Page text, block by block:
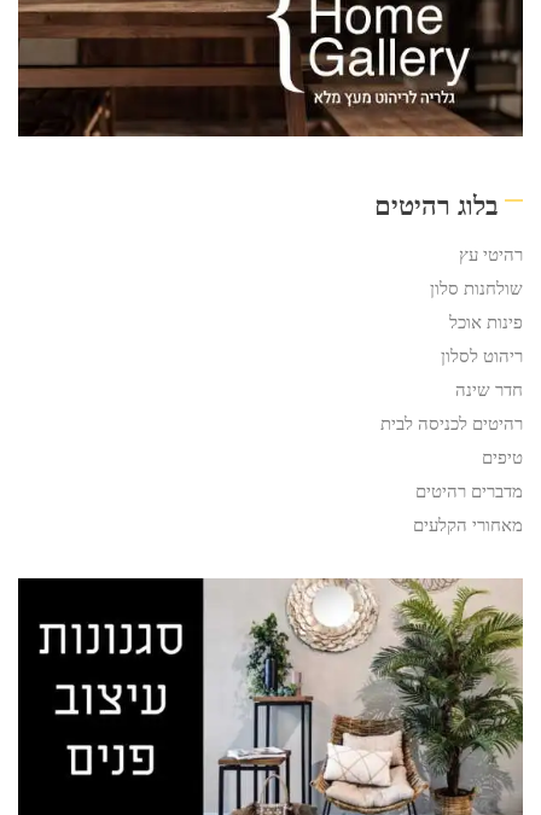
בלוג רהיטים
רהיטי עץ
שולחנות סלון
פינות אוכל
ריהוט לסלון
חדר שינה
רהיטים לכניסה לבית
טיפים
מדברים רהיטים
מאחורי הקלעים